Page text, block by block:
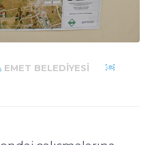
EMET BELEDIYESI